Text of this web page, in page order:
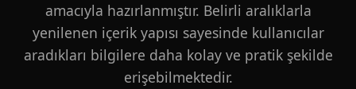
amacıyla hazırlanmıştır. Belirli aralıklarla
yenilenen içerik yapısı sayesinde kullanıcılar
aradıkları bilgilere daha kolay ve pratik şekilde
erişebilmektedir.